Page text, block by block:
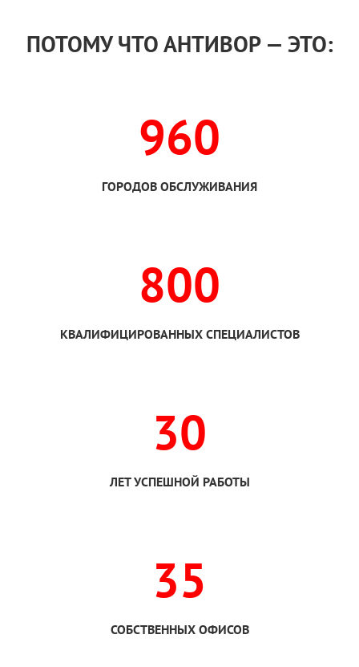
ПОТОМУ ЧТО АНТИВОР — ЭТО:
960
ГОРОДОВ ОБСЛУЖИВАНИЯ
800
КВАЛИФИЦИРОВАННЫХ СПЕЦИАЛИСТОВ
30
ЛЕТ УСПЕШНОЙ РАБОТЫ
35
СОБСТВЕННЫХ ОФИСОВ